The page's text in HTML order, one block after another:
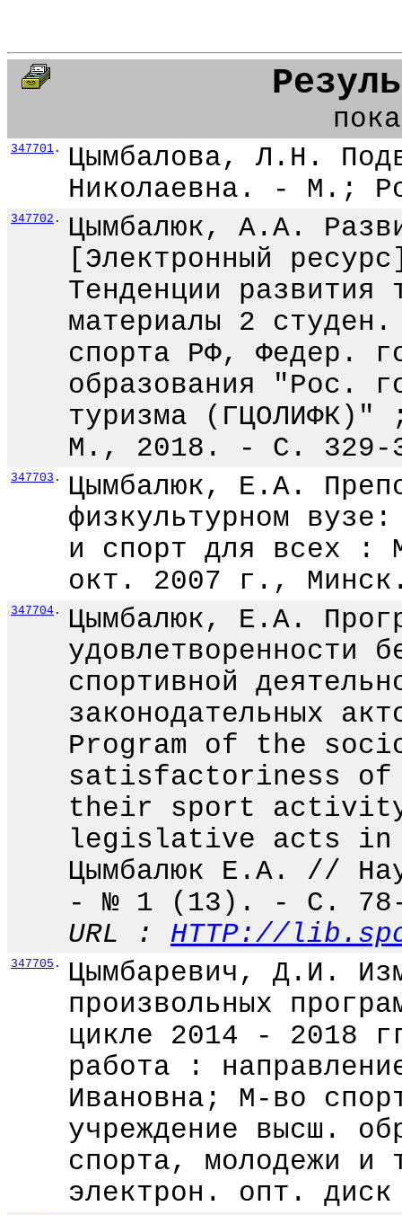
347701 .
Цымбалова, Л.Н.
Николаевна. - М.;
347702 .
Цымбалюк, А.А.
[Электронный
Тенденции
материалы 2
спорта РФ, Федер.
образования "Рос.
туризма
М., 2018. - С. 329-
347703 .
Цымбалюк, Е.А.
физкультурном
и спорт для всех :
окт. 2007 г.,
347704 .
Цымбалюк, Е.А.
удовлетворенности
спортивной
законодательных
Program of the
satisfactoriness of
their sport
legislative acts in
Цымбалюк Е.А. //
- № 1 (13). - С.
URL : HTTP://
347705 .
Цымбаревич, Д.И.
произвольных
цикле 2014 - 2018
работа :
Ивановна; М-во
учреждение высш.
спорта, молодежи
электрон. опт. диск